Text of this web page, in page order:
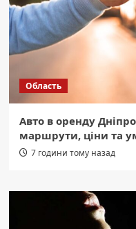
Область
Авто в оренду
маршрути, ціни та
7 години тому назад